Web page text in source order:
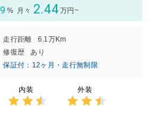
% 月々 2.44 万円~
走行距離
6.1万Km
修復歴
あり
保証付：12ヶ月・走行無制限
内装 外装